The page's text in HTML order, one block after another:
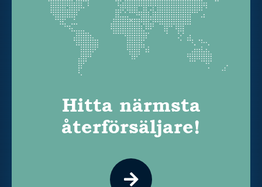
Hitta närmsta
återförsäljare!